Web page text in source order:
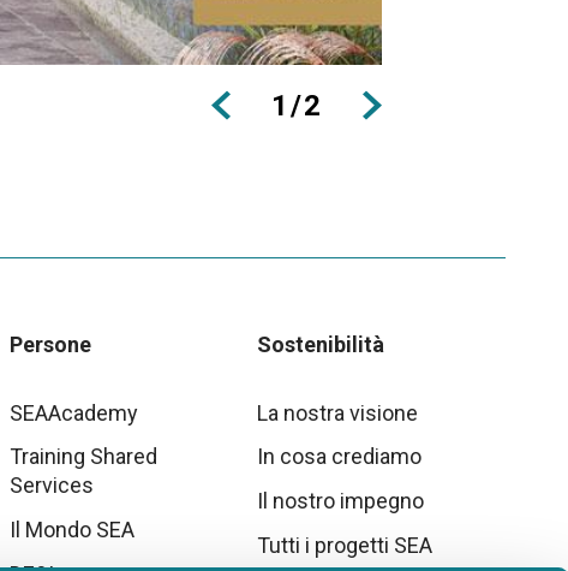
1 /2
Persone
SEAAcademy
Training Shared
Services
Il Mondo SEA
Sostenibilità
La nostra visione
In cosa crediamo
Il nostro impegno
Tutti i progetti SEA